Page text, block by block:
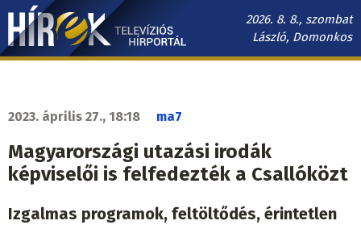
Ugrás
tartalomra
2026. 8. 8., szombat
László, Domonkos
Hírek.sk
navigáció
2023. április 27., 18:18 ma7
Magyarországi utazási irodák
képviselői is felfedezték a Csallóközt
Izgalmas programok, feltöltődés, érintetlen